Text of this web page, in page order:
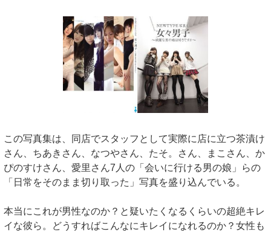
この写真集は、同店でスタッフとして実際に店に立つ茶漬け
さん、ちあきさん、なつやさん、たそ。さん、まこさん、か
ぴのすけさん、愛里さん7人の「会いに行ける男の娘」らの
「日常をそのまま切り取った」写真を盛り込んでいる。
本当にこれが男性なのか？と疑いたくなるくらいの超絶キレ
イな彼ら。どうすればこんなにキレイになれるのか？女性も